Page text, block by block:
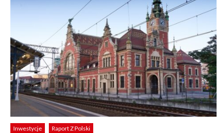
Inwestycje Raport Z Polski